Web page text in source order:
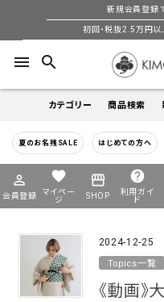
新規会員登録
初回・税抜2.5万円
menu search
カテゴリー
着物
帯
羽織
商品検索
キーワードから探す
季節から探す
年間
5-9月
夏のお名残SALE はじめての方へ
perm_identity
会員登録
favorite
マイペー
ジ
storefront
SHOP
help
利用ガイ
ド
HOME 福袋
2024-12-25
Topics一覧
《動画》